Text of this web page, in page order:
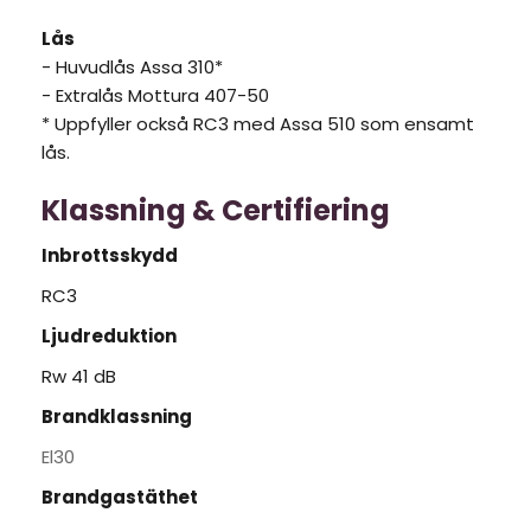
Lås
- Huvudlås Assa 310*
- Extralås Mottura 407-50
* Uppfyller också RC3 med Assa 510 som ensamt
lås.
Klassning & Certifiering
Inbrottsskydd
RC3
Ljudreduktion
Rw 41 dB
Brandklassning
El30
Brandgastäthet